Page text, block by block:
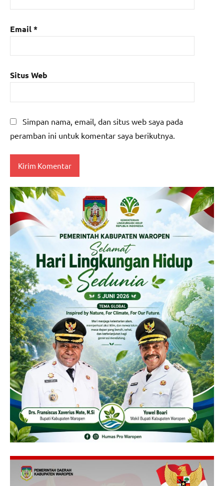
Email*
Situs Web
Simpan nama, email, dan situs web saya pada
peramban ini untuk komentar saya berikutnya.